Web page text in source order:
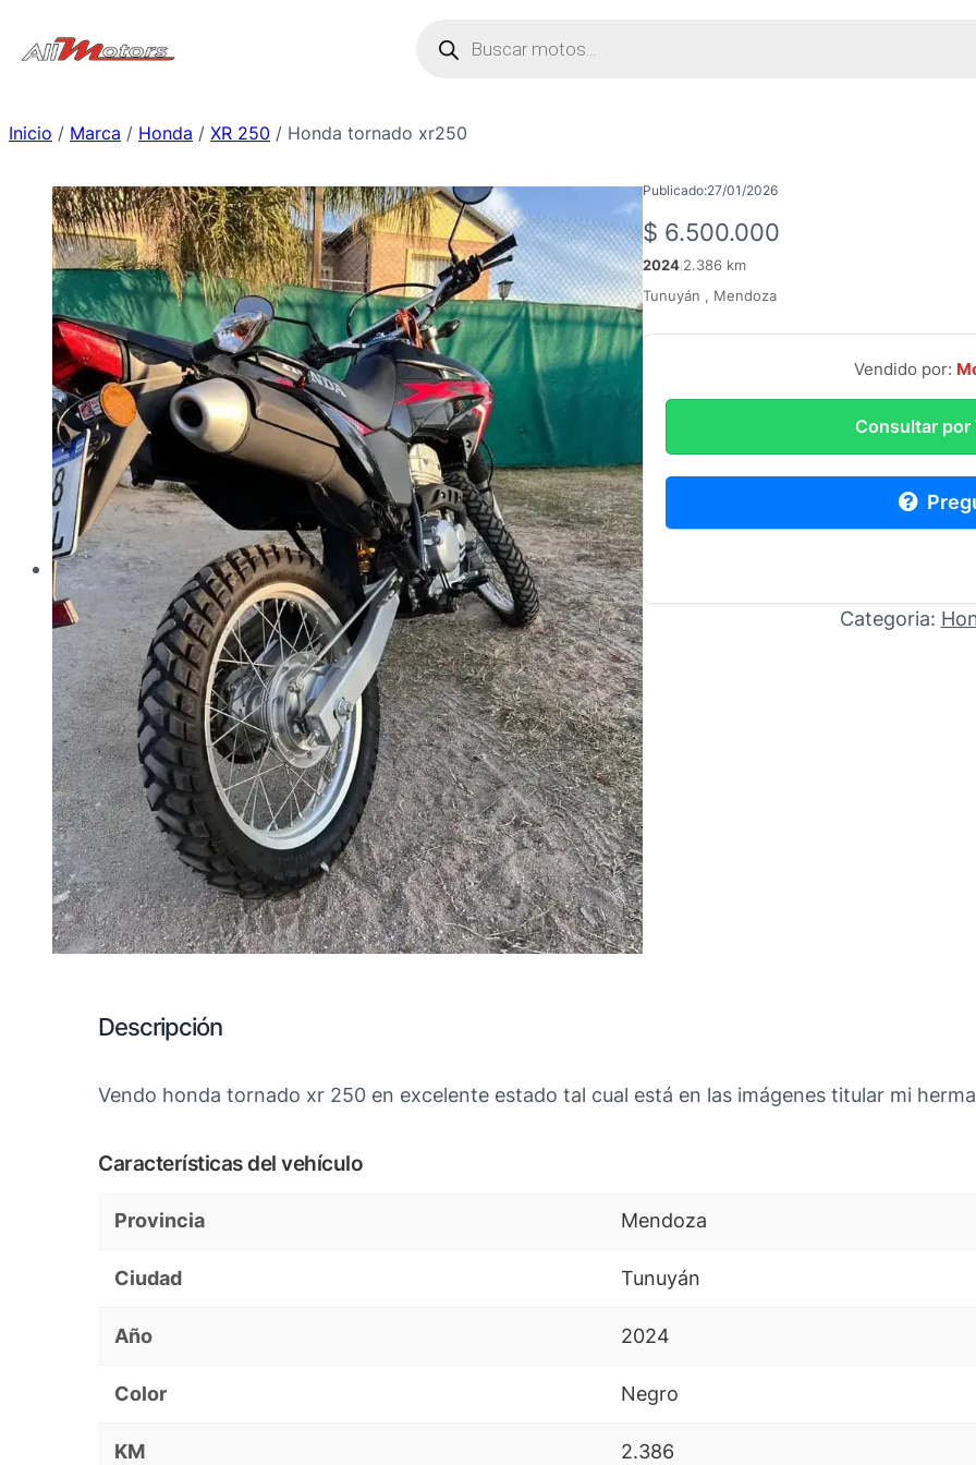
productos
Inicio / Marca / Honda / XR 250 / Honda tornado xr250
Publicado:27/01/2026
$ 6.500.000
2024 2.386 km
Tunuyán , Mendoza
Vendido por:
Consultar
Categoria:
Descripción
Vendo honda tornado xr 250 en excelente estado tal cual está en las imágenes titular mi
Características del vehículo
Provincia Mendoza
Ciudad Tunuyán
Año 2024
Color Negro
KM 2.386